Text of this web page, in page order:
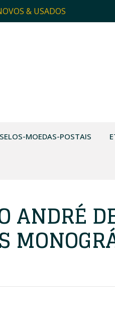
& USADOS
SELOS-MOEDAS-POSTAIS
ANDRÉ